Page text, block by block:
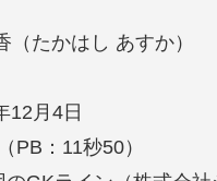
（たかはし あすか）
12月4日
PB：11秒50）